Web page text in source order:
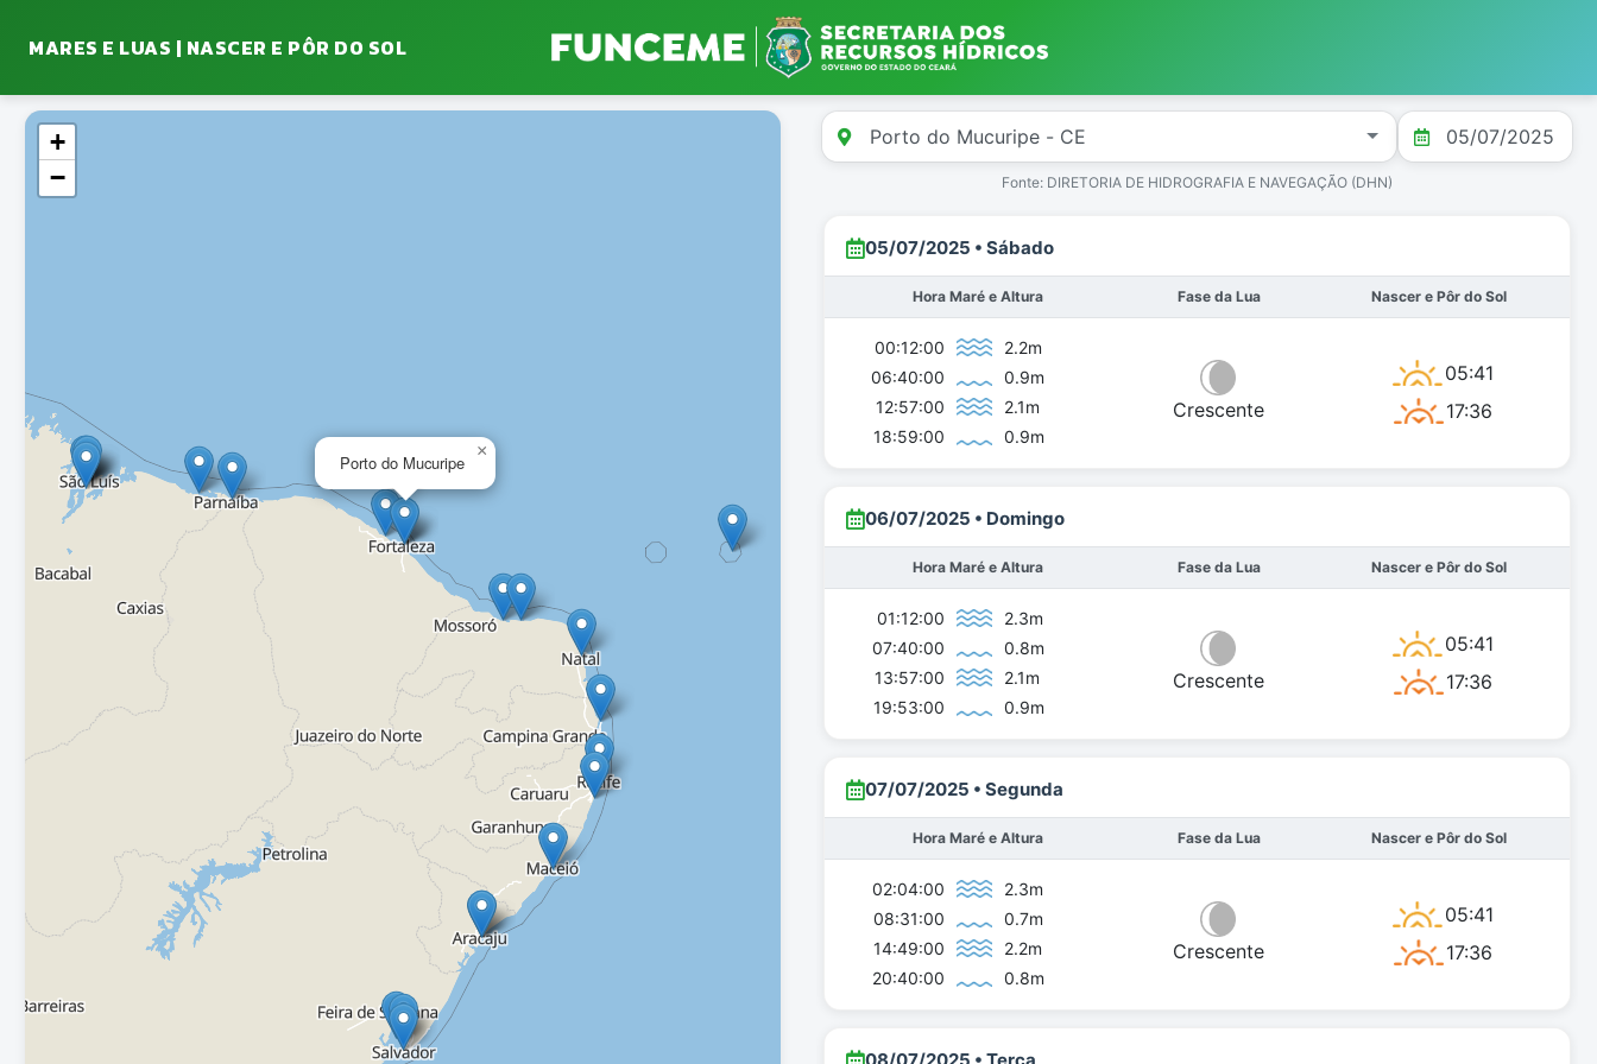
MARES E LUAS | NASCER E PÔR DO SOL
Porto do Mucuripe
×
+
−
Fonte: DIRETORIA DE HIDROGRAFIA E NAVEGAÇÃO (DHN)
05/07/2025 • Sábado
Hora Maré e Altura Fase da Lua Nascer e Pôr do Sol
00:12:00
2.2m
06:40:00
0.9m
12:57:00
2.1m
18:59:00
0.9m
Crescente
05:41
17:36
06/07/2025 • Domingo
Hora Maré e Altura Fase da Lua Nascer e Pôr do Sol
01:12:00
2.3m
07:40:00
0.8m
13:57:00
2.1m
19:53:00
0.9m
Crescente
05:41
17:36
07/07/2025 • Segunda
Hora Maré e Altura Fase da Lua Nascer e Pôr do Sol
02:04:00
2.3m
08:31:00
0.7m
14:49:00
2.2m
20:40:00
0.8m
Crescente
05:41
17:36